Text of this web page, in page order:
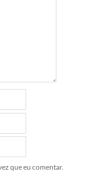
que eu comentar.